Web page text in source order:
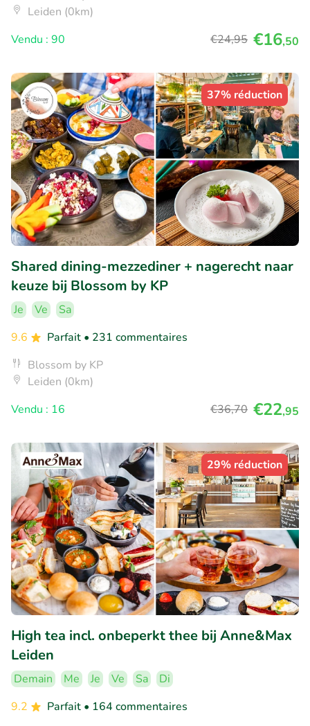
Leiden (0km)
Vendu : 90
€24,95 €16,50
37% réduction
Shared dining-mezzediner + nagerecht naar
keuze bij Blossom by KP
Je Ve
Sa
9.6
Parfait • 231 commentaires
Blossom by KP
Leiden (0km)
Vendu : 16
€36,70 €22,95
29% réduction
High tea incl. onbeperkt thee bij Anne&Max
Leiden
Demain Me Je Ve Sa
Di
9.2
Parfait • 164 commentaires